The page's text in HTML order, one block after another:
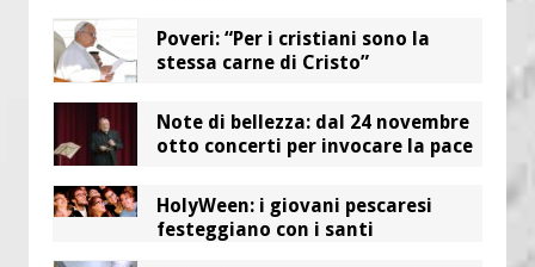
Poveri: “Per i cristiani sono la
stessa carne di Cristo”
Note di bellezza: dal 24 novembre
otto concerti per invocare la pace
HolyWeen: i giovani pescaresi
festeggiano con i santi